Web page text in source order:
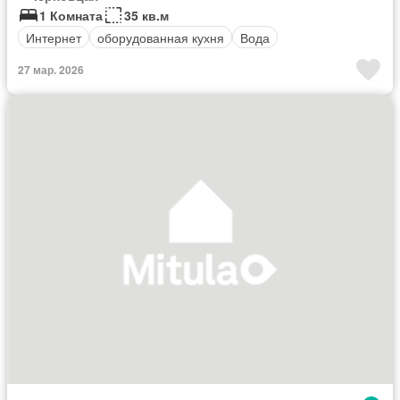
1 Комната
35 кв.м
Интернет
оборудованная кухня Вода
27 мар. 2026